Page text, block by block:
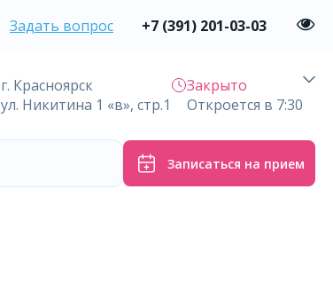
Задать вопрос +7 (391) 201-03-03
г. Красноярск
ул. Никитина 1 «в», стр.1
Закрыто
Откроется в 7:30
Записаться на прием